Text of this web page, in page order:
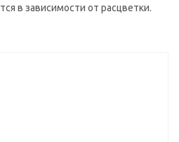
в зависимости от расцветки.